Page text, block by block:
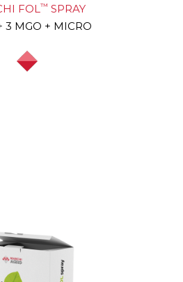
FOL™ SPRAY
3 MGO + MICRO